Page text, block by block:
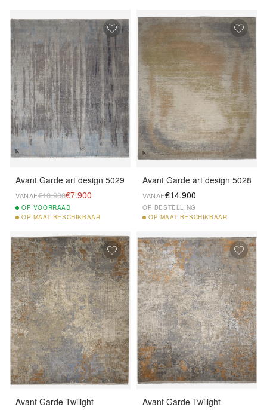
Avant Garde art design 5029
VANAF€10.900€7.900
OP VOORRAAD
OP MAAT BESCHIKBAAR
Avant Garde art design 5028
VANAF€14.900
OP BESTELLING
OP MAAT BESCHIKBAAR
Avant Garde Twilight
Avant Garde Twilight